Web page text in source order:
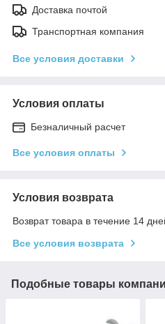
Доставка почтой
Транспортная компания
Все условия доставки
Условия оплаты
Безналичный расчет
Все условия оплаты
Условия возврата
Возврат товара в течение 14
Все условия возврата
Подобные товары